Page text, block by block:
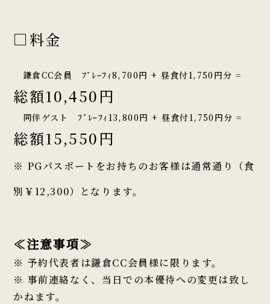
□料金
鎌倉CC会員 ﾌﾟﾚｰﾌｨ8,700円 + 昼食付1,750円分 =
総額10,450円
同伴ゲスト ﾌﾟﾚｰﾌｨ13,800円 + 昼食付1,750円分 =
総額15,550円
※ PGパスポートをお持ちのお客様は通常通り（食
別￥12,300）となります。
≪注意事項≫
※ 予約代表者は鎌倉CC会員様に限ります。
※ 事前連絡なく、当日での本優待への変更は致し
かねます。